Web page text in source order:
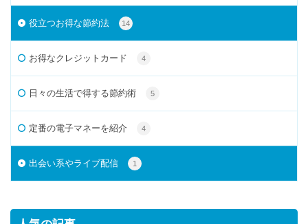
役立つお得な節約法 14
お得なクレジットカード 4
日々の生活で得する節約術 5
定番の電子マネーを紹介 4
出会い系やライブ配信 1